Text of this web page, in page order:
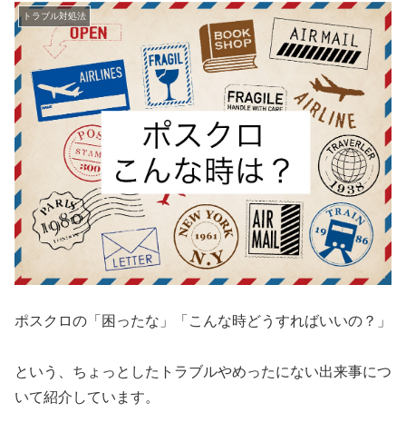
トラブル対処法
ポスクロの「困ったな」「こんな時どうすればいいの？」
という、ちょっとしたトラブルやめったにない出来事につ
いて紹介しています。